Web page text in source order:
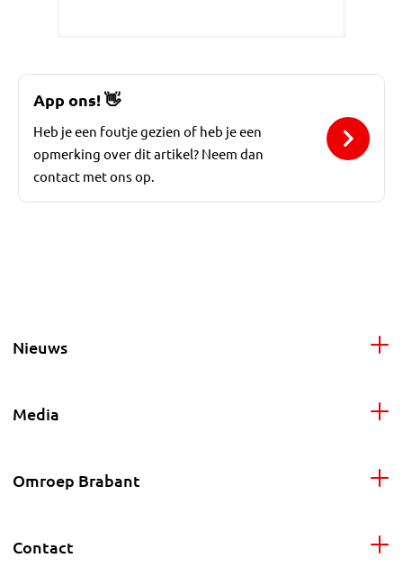
App ons!👋
Heb je een foutje gezien of heb je een
opmerking over dit artikel? Neem dan
contact met ons op.
Nieuws
Media
Omroep Brabant
Contact